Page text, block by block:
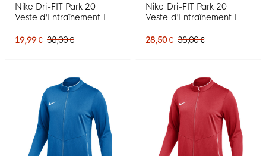
Nike Dri-FIT Park 20
Veste d'Entraînement Full-
19,99 € 38,00 €
Nike Dri-FIT Park 20
Veste d'Entraînement Full-
28,50 € 38,00 €